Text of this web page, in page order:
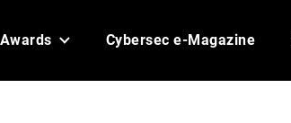
Cybersec e-Magazine